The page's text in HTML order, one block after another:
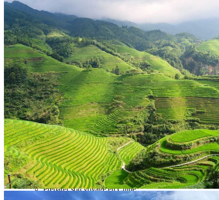
Hiver
Infos pratiques
Notre agence
Notre agence en Chine
Réseau Asian Roads
Garanties et engagements Asian Roads
Avis de nos voyageurs
Voyages d’affaires en Chine
Voyage scolaire et culturel en Chine
La Chine & ses secrets
Présentation de la Chine
Cuisines de Chine
Les Minorités Ethniques Chinoises
Fêtes traditionnelles & vacances en Chine
Les signes astrologiques Chinois
Les plus belles montagnes de Chine
Les plus belles balades de Chine
La Chine vue du ciel
Visiter la Chine pour voir le monde
Les langues en Chine : une étonnante diversité
Préparer son voyage en Chine
Notre sélection d’hôtels en Chine